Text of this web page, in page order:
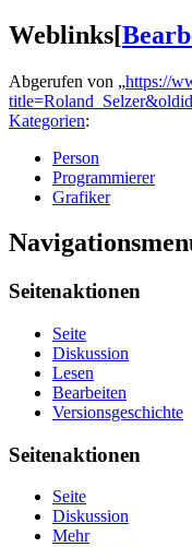
Weblinks[
Abgerufen von „https://
Kategorien:
Person
Programmierer
Grafiker
Seitenaktionen
Seite
Diskussion
Lesen
Bearbeiten
Versionsgeschichte
Seitenaktionen
Seite
Diskussion
Mehr